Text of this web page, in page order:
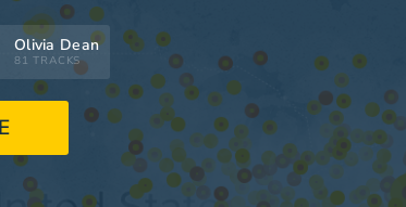
Olivia Dean
81 TRACKS